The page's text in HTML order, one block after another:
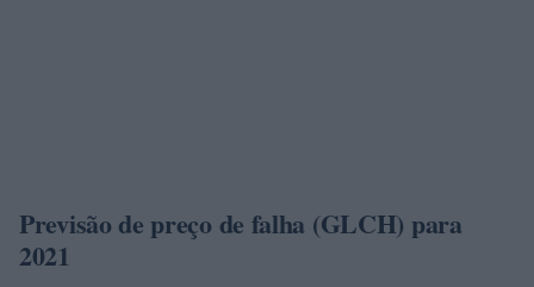
Previsão de preço de falha (GLCH) para
2021